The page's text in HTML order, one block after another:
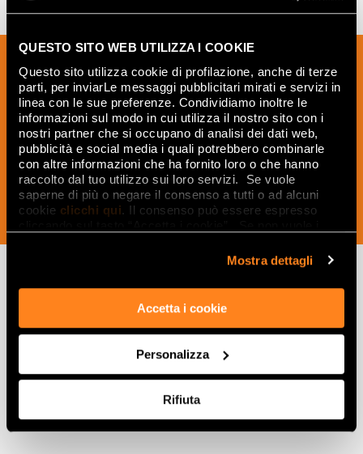
QUESTO SITO WEB UTILIZZA I COOKIE
Questo sito utilizza cookie di profilazione, anche di terze
parti, per inviarLe messaggi pubblicitari mirati e servizi in
linea con le sue preferenze. Condividiamo inoltre le
informazioni sul modo in cui utilizza il nostro sito con i
nostri partner che si occupano di analisi dei dati web,
pubblicità e social media i quali potrebbero combinarle
con altre informazioni che ha fornito loro o che hanno
raccolto dal tuo utilizzo sui loro servizi. Se vuole
saperne di più o negare il consenso a tutti o ad alcuni
cookie clicchi qui. Il consenso può essere espresso
Mostra dettagli
Accetta i cookie
Personalizza
Rifiuta
Inscrivez-vous à notre newsletter pour
recevoir les nouveautés, les mises à jour
et les idées créatives relatives au
monde des céramiques et du design
d'intérieur.
SOUSCRIVEZ MAINTENANT
ispirare
da ambienti
Effetti